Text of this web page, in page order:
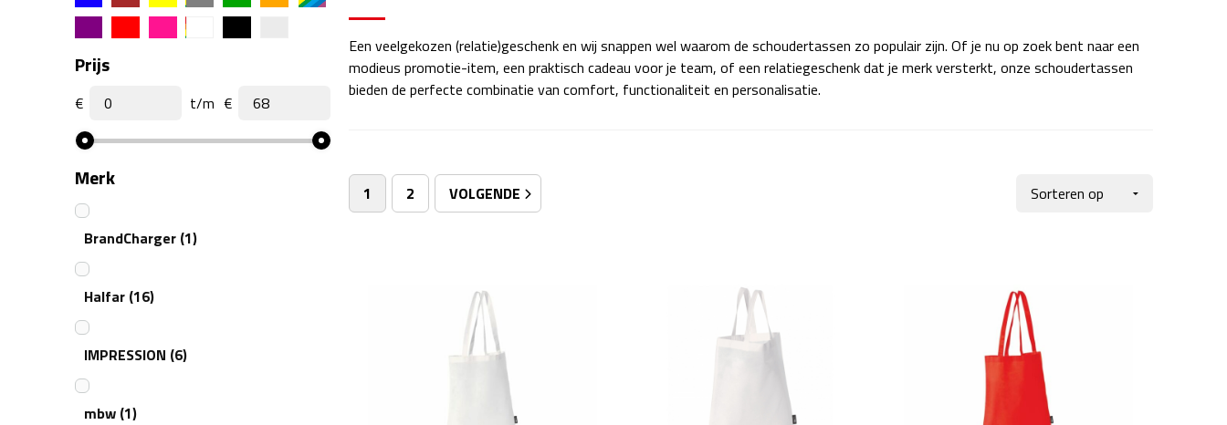
Prijs
€ t/m €
Merk
BrandCharger (1)
Halfar (16)
IMPRESSION (6)
mbw (1)
Een veelgekozen (relatie)geschenk en wij snappen wel waarom de schoudertassen zo populair zijn. Of je nu op zoek bent naar een
modieus promotie-item, een praktisch cadeau voor je team, of een relatiegeschenk dat je merk versterkt, onze schoudertassen
bieden de perfecte combinatie van comfort, functionaliteit en personalisatie.
1 2 VOLGENDE